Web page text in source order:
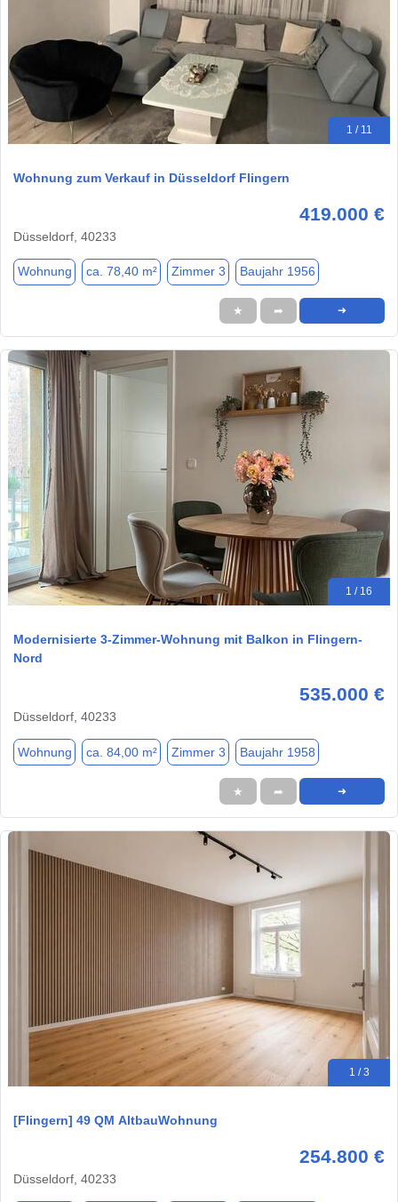
1 / 11
Wohnung zum Verkauf in Düsseldorf Flingern
419.000 €
Düsseldorf, 40233
Wohnung ca. 78,40 m² Zimmer 3 Baujahr 1956
★ ➦ ➜
1 / 16
Modernisierte 3-Zimmer-Wohnung mit Balkon in Flingern-
Nord
535.000 €
Düsseldorf, 40233
Wohnung ca. 84,00 m² Zimmer 3 Baujahr 1958
★ ➦ ➜
1 / 3
[Flingern] 49 QM AltbauWohnung
254.800 €
Düsseldorf, 40233